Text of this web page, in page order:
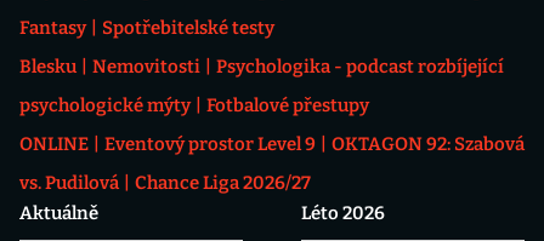
Fantasy
Spotřebitelské testy
Blesku
Nemovitosti
Psychologika - podcast rozbíjející
psychologické mýty
Fotbalové přestupy
ONLINE
Eventový prostor Level 9
OKTAGON 92: Szabová
vs. Pudilová
Chance Liga 2026/27
Aktuálně
Léto 2026